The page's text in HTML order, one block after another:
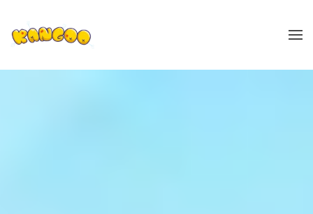
Zum Hauptinhalt springen